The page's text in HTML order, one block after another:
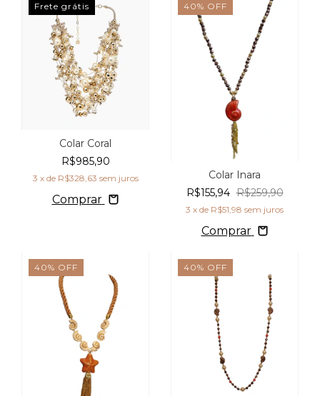
Frete grátis
Colar Coral
R$985,90
3 x de R$328,63 sem juros
Comprar
40% OFF
Colar Inara
R$155,94 R$259,90
3 x de R$51,98 sem juros
Comprar
40% OFF 40% OFF